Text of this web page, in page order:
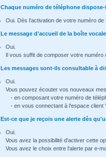
Chaque numéro de téléphone
Oui. Dès l'activation de votre numéro
Le message d'accueil de la boîte
Oui.
Il vous suffit de composer votre numéro
Les messages sont-ils consultable à
Oui.
Vous pouvez écouter vos nouveaux
- en composant votre numéro de
- en vous connectant à l'espace
Est-ce que je reçois une alerte dès
Oui.
Vous avez la possibilité d'activer cette
Vous avez le choix entre l'alerte par e-